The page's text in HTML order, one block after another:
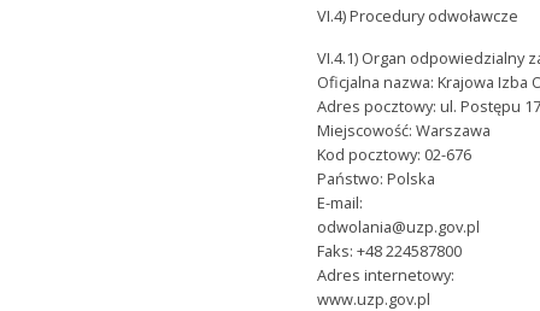
VI.4) Procedury odwoławcze
VI.4.1) Organ odpowiedzialny
Oficjalna nazwa: Krajowa Izba
Adres pocztowy: ul. Postępu
Miejscowość: Warszawa
Kod pocztowy: 02-676
Państwo: Polska
E-mail:
odwolania@uzp.gov.pl
Faks: +48 224587800
Adres internetowy:
www.uzp.gov.pl